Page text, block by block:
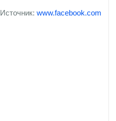
Источник: www.facebook.com